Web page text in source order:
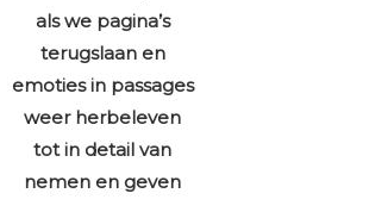
als we pagina’s
terugslaan en
emoties in passages
weer herbeleven
tot in detail van
nemen en geven